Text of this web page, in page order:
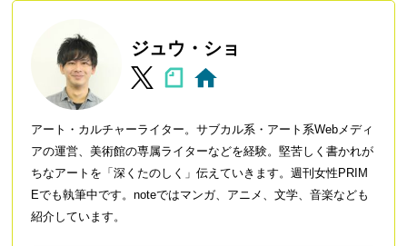
ジュウ・ショ
アート・カルチャーライター。サブカル系・アート系Webメディ
アの運営、美術館の専属ライターなどを経験。堅苦しく書かれが
ちなアートを「深くたのしく」伝えていきます。週刊女性PRIM
Eでも執筆中です。noteではマンガ、アニメ、文学、音楽なども
紹介しています。